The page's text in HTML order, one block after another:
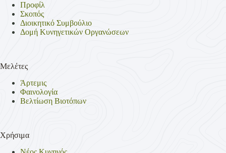
Προφίλ
Σκοπός
Διοικητικό Συμβούλιο
Δομή Κυνηγετικών Οργανώσεων
Μελέτες
Άρτεμις
Φαινολογία
Βελτίωση Βιοτόπων
Χρήσιμα